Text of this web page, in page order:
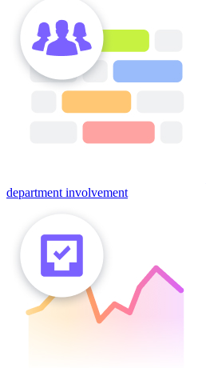
department involvement